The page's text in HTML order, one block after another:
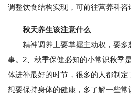
调整饮食结构实现，可前往营养科咨
秋天养生该注意什么
精神调养上要掌握主动权，要多
事。2、秋季保健必知的小常识秋季
体进补最好的时节，很多的人都制
想要保持身体的健康，多了解一些